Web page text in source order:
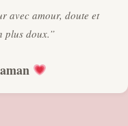
avec amour, doute et
plus doux.”